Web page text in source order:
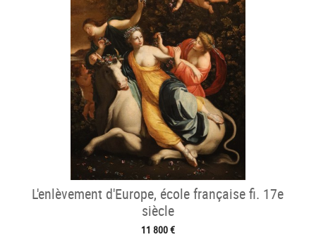
L'enlèvement d'Europe, école française fi. 17e
siècle
11 800 €